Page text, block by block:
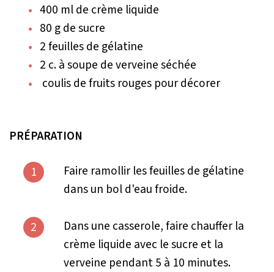
400 ml de crème liquide
80 g de sucre
2 feuilles de gélatine
2 c. à soupe de verveine séchée
coulis de fruits rouges pour décorer
PRÉPARATION
1
Faire ramollir les feuilles de gélatine
dans un bol d'eau froide.
2
Dans une casserole, faire chauffer la
crème liquide avec le sucre et la
verveine pendant 5 à 10 minutes.